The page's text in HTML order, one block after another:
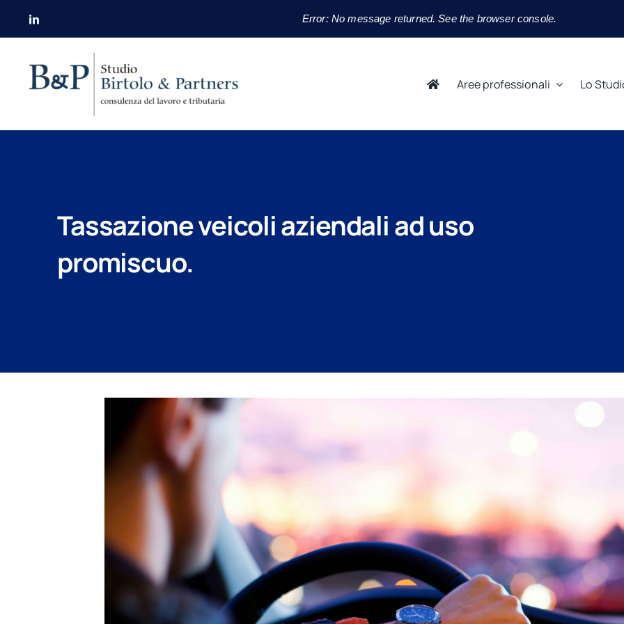
Salta
al
Error: No message returned. See the browser console.
Aree professionali Lo
Tassazione veicoli aziendali ad uso
promiscuo.